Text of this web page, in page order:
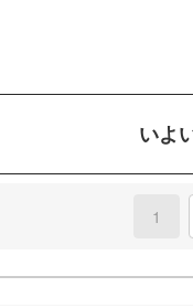
いよ
1